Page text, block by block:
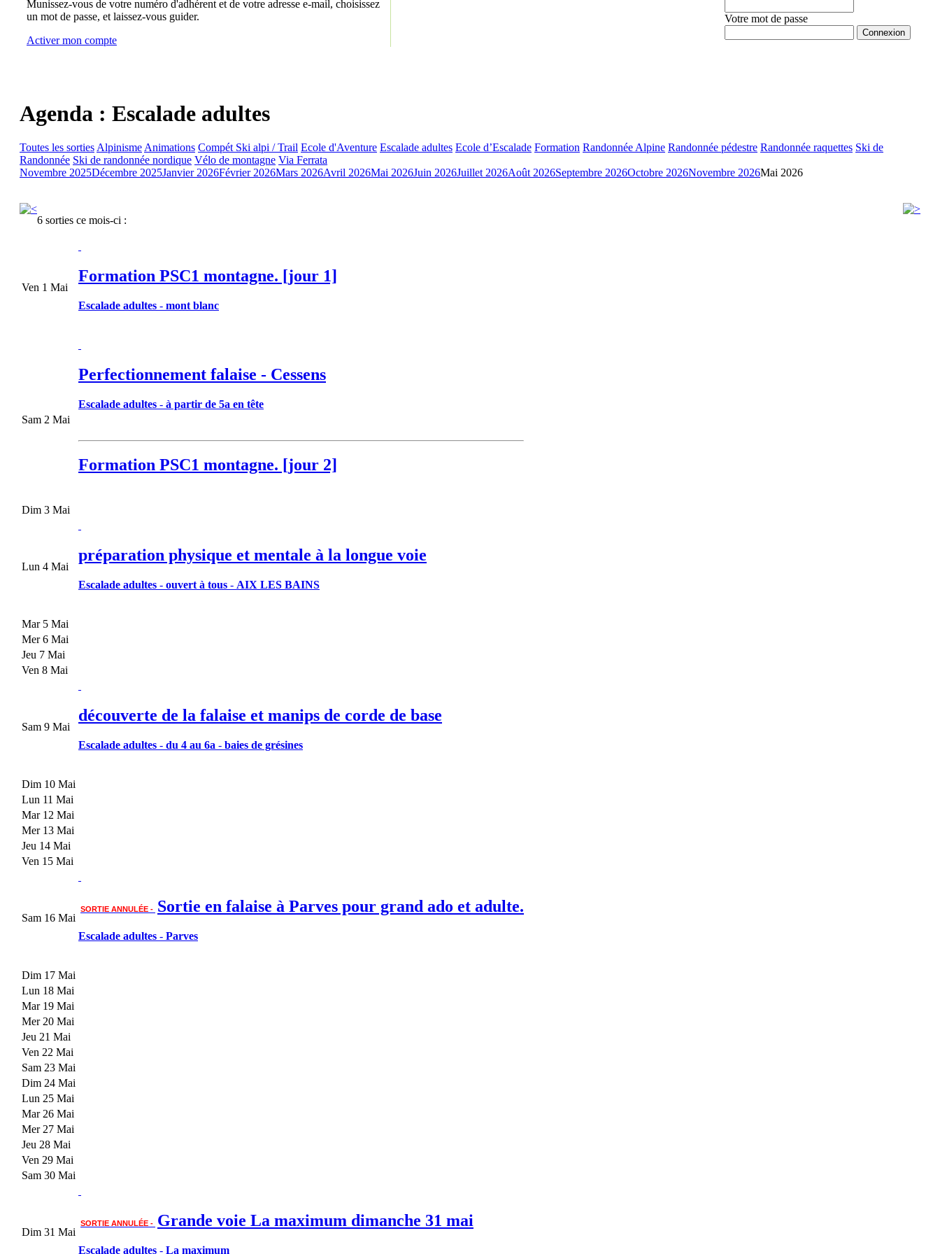
Munissez-vous de votre numéro d'adhérent et de votre adresse e-mail, choisissez
un mot de passe, et laissez-vous guider.
Activer mon compte
Votre mot de passe
Agenda : Escalade adultes
Toutes les sortiesAlpinismeAnimations Compét Ski alpi / Trail Ecole d'Aventure Escalade adultes Ecole d’Escalade Formation Randonnée Alpine Randonnée pédestre Randonnée raquettes Ski de
Randonnée Ski de randonnée nordique Vélo de montagne Via Ferrata
Novembre 2025Décembre 2025Janvier 2026Février 2026Mars 2026Avril 2026Mai 2026Juin 2026Juillet 2026Août 2026Septembre 2026Octobre 2026Novembre 2026Mai 2026
6 sorties ce mois-ci :
Ven 1 Mai
Formation PSC1 montagne. [jour 1]
Escalade adultes - mont blanc
Sam 2 Mai
Perfectionnement falaise - Cessens
Escalade adultes - à partir de 5a en tête
Formation PSC1 montagne. [jour 2]
Dim 3 Mai
Lun 4 Mai
préparation physique et mentale à la longue voie
Escalade adultes - ouvert à tous - AIX LES BAINS
Mar 5 Mai
Mer 6 Mai
Jeu 7 Mai
Ven 8 Mai
Sam 9 Mai
découverte de la falaise et manips de corde de base
Escalade adultes - du 4 au 6a - baies de grésines
Dim 10 Mai
Lun 11 Mai
Mar 12 Mai
Mer 13 Mai
Jeu 14 Mai
Ven 15 Mai
Sam 16 Mai
SORTIE ANNULÉE - Sortie en falaise à Parves pour grand ado et adulte.
Escalade adultes - Parves
Dim 17 Mai
Lun 18 Mai
Mar 19 Mai
Mer 20 Mai
Jeu 21 Mai
Ven 22 Mai
Sam 23 Mai
Dim 24 Mai
Lun 25 Mai
Mar 26 Mai
Mer 27 Mai
Jeu 28 Mai
Ven 29 Mai
Sam 30 Mai
Dim 31 Mai
SORTIE ANNULÉE - Grande voie La maximum dimanche 31 mai
Escalade adultes - La maximum